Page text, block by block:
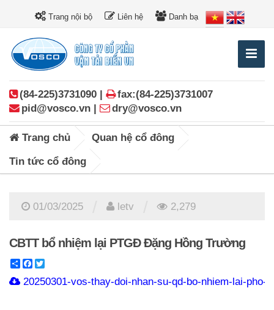
Trang nội bộ Liên hệ Danh bạ
(84-225)3731090 |
fax:(84-225)3731007
pid@vosco.vn |
dry@vosco.vn
Trang chủ Quan hệ cổ đông
Tin tức cổ đông
01/03/2025 letv 2,279
CBTT bổ nhiệm lại PTGĐ Đặng Hồng Trường
ShareFacebook
20250301-vos-thay-doi-nhan-su-qd-bo-nhiem-lai-pho-